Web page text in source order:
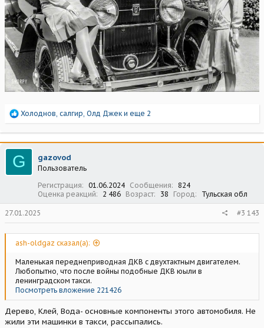
Р
а
к
ц
и
и
Холоднов салгир Олд Джек и еще 2
G gazovod
Пользователь
Регистрация
01.06.2024 Сообщения
824
Оценка реакций
2 486 Возраст 38 Город Тульская обл
27.01.2025 #3 143
ash-oldgaz сказал(а):
Маленькая переднеприводная ДКВ с двухтактным двигателем.
Любопытно, что после войны подобные ДКВ юыли в
ленинградском такси.
Посмотреть вложение 221426
Дерево, Клей, Вода- основные компоненты этого автомобиля. Не
жили эти машинки в такси, рассыпались.